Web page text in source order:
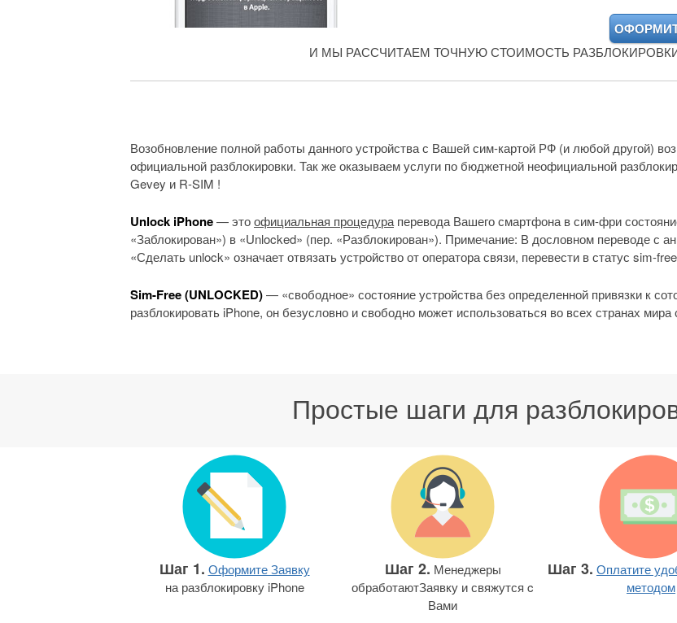
И МЫ РАССЧИТАЕМ ТОЧНУЮ СТОИМОСТЬ РАЗБЛОКИРОВКИ
Возобновление полной работы данного устройства с Вашей сим-картой РФ (и любой другой)
официальной разблокировки. Так же оказываем услуги по бюджетной неофициальной
Gevey и R-SIM !
Unlock iPhone— этоофициальная процедура перевода Вашего смартфона в сим-фри
«Заблокирован») в «Unlocked» (пер. «Разблокирован»). Примечание: В дословном переводе с
«Сделать unlock» означает отвязать устройство от оператора связи, перевести в статус sim-
Sim-Free (UNLOCKED)— «свободное» состояние устройства без определенной привязки к
разблокировать iPhone, он безусловно и свободно может использоваться во всех странах
Простые шаги для
Шаг 1. Оформите Заявку
на разблокировку iPhone
Шаг 2. Менеджеры
обработаютЗаявку и свяжутся c
Вами
Шаг 3. Оплатите
методом